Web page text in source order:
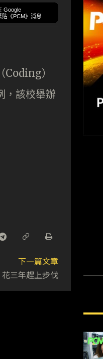
Google
貼《PCM》消息
Coding）
，該校舉辦
下一篇文章
三年趕上步伐